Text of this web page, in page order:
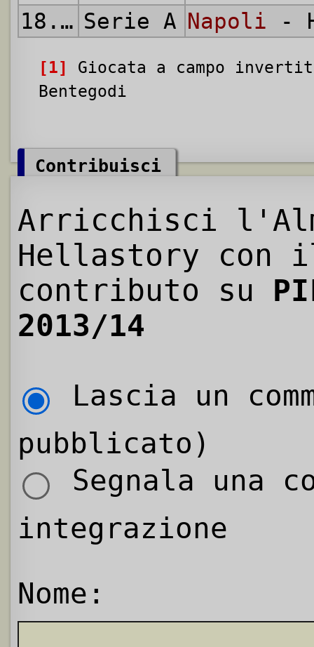
18.05.2014 Serie A Napoli -
[1]
Giocata a campo
Bentegodi
Contribuisci
Arricchisci
Hellastory con
contributo su
2013/14
Lascia un
pubblicato)
Segnala una
integrazione
Nome: